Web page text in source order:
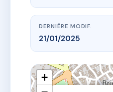
DERNIÈRE MODIF.
21/01/2025
+